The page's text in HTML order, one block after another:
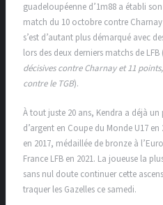
guadeloupéenne d’1m88 a établi
match du 10 octobre contre
s’est d’autant plus démarqué avec
lors des deux derniers matchs de LFB
décisives contre Charnay et 11
contre le TGB).
À tout juste 20 ans, Kendra a déjà
d’argent en Coupe du Monde U17
en 2017, médaillée de bronze à
France LFB en 2021. La joueuse la
sans nul doute continuer cette
traquer les Gazelles ce samedi.